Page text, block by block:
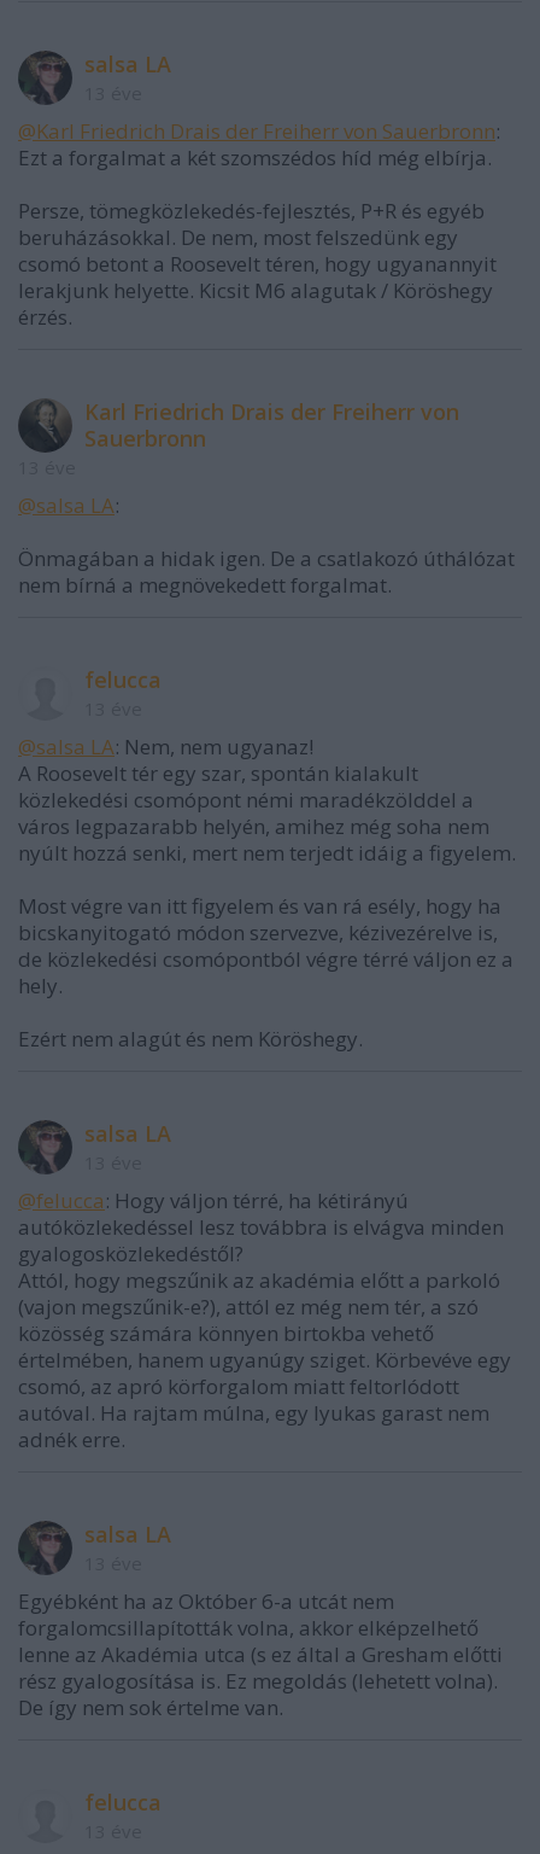
salsa LA
@Karl Friedrich Drais der Freiherr von Sauerbronn:
Ezt a forgalmat a két szomszédos híd még elbírja.
Persze, tömegközlekedés-fejlesztés, P+R és egyéb
beruházásokkal. De nem, most felszedünk egy
csomó betont a Roosevelt téren, hogy ugyanannyit
lerakjunk helyette. Kicsit M6 alagutak / Köröshegy
érzés.
Karl Friedrich Drais der Freiherr von
Sauerbronn
@salsa LA:
Önmagában a hidak igen. De a csatlakozó úthálózat
nem bírná a megnövekedett forgalmat.
felucca
@salsa LA: Nem, nem ugyanaz!
A Roosevelt tér egy szar, spontán kialakult
közlekedési csomópont némi maradékzölddel a
város legpazarabb helyén, amihez még soha nem
nyúlt hozzá senki, mert nem terjedt idáig a figyelem.
Most végre van itt figyelem és van rá esély, hogy ha
bicskanyitogató módon szervezve, kézivezérelve is,
de közlekedési csomópontból végre térré váljon ez a
hely.
Ezért nem alagút és nem Köröshegy.
salsa LA
@felucca: Hogy váljon térré, ha kétirányú
autóközlekedéssel lesz továbbra is elvágva minden
gyalogosközlekedéstől?
Attól, hogy megszűnik az akadémia előtt a parkoló
(vajon megszűnik-e?), attól ez még nem tér, a szó
közösség számára könnyen birtokba vehető
értelmében, hanem ugyanúgy sziget. Körbevéve egy
csomó, az apró körforgalom miatt feltorlódott
autóval. Ha rajtam múlna, egy lyukas garast nem
adnék erre.
salsa LA
Egyébként ha az Október 6-a utcát nem
forgalomcsillapították volna, akkor elképzelhető
lenne az Akadémia utca (s ez által a Gresham előtti
rész gyalogosítása is. Ez megoldás (lehetett volna).
De így nem sok értelme van.
felucca